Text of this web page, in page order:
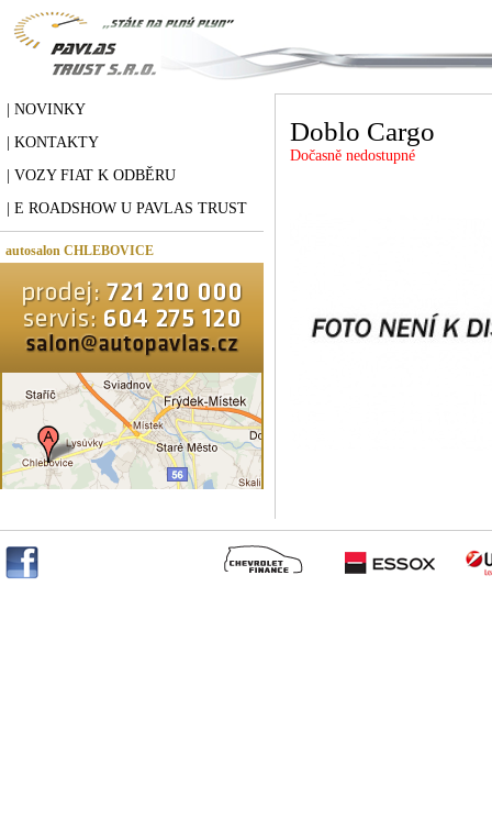
| NOVINKY
| KONTAKTY
| VOZY FIAT K ODBĚRU
| E ROADSHOW U PAVLAS TRUST
autosalon CHLEBOVICE
Doblo Cargo
Dočasně nedostupné